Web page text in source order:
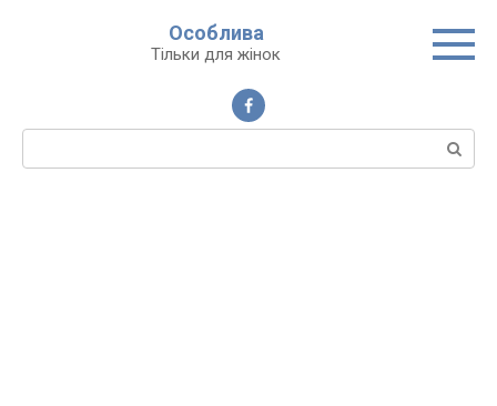
Особлива
Тільки для жінок
Пошук: